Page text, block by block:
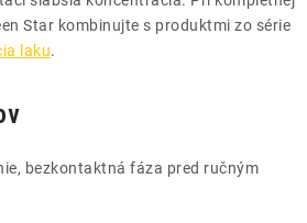
Star kombinujte s produktmi zo série
laku.
bezkontaktná fáza pred ručným